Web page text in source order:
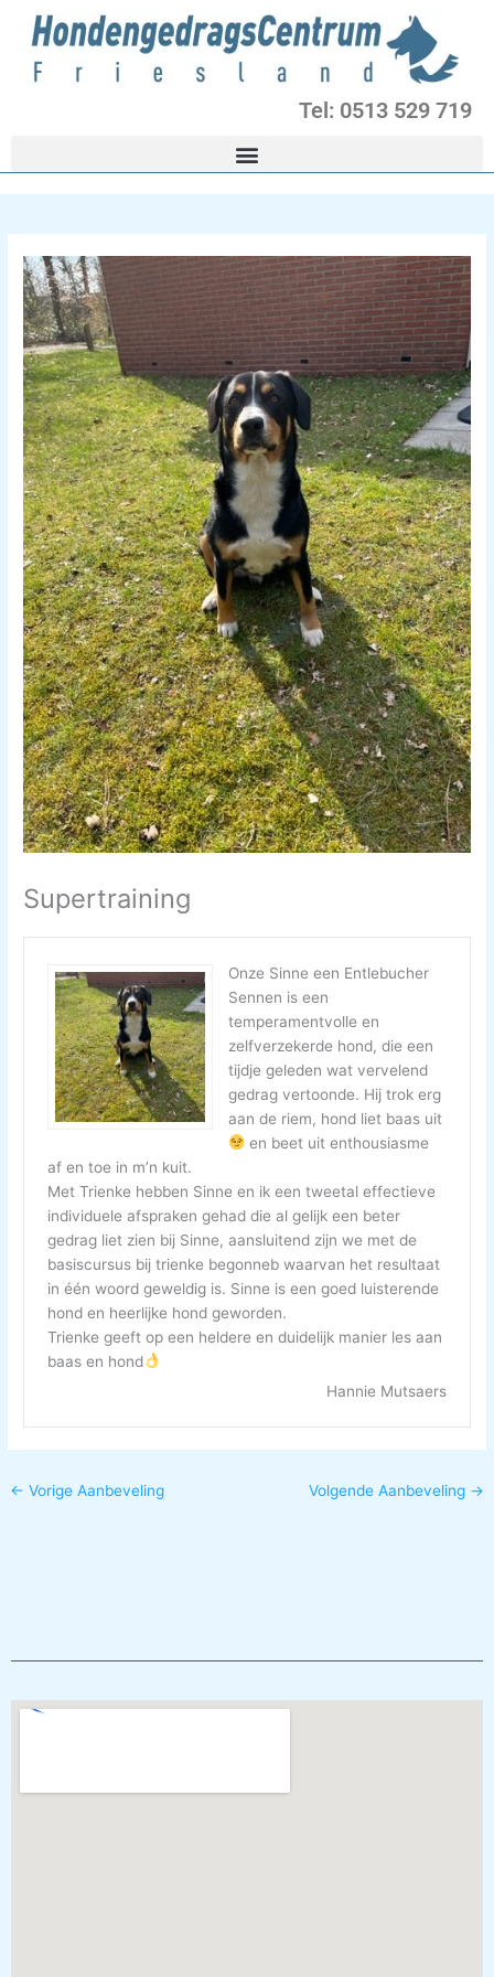
inhoud
Tel: 0513 529 719
Supertraining
Onze Sinne een Entlebucher
Sennen is een
temperamentvolle en
zelfverzekerde hond, die een
tijdje geleden wat vervelend
gedrag vertoonde. Hij trok erg
aan de riem, hond liet baas uit
en beet uit enthousiasme
af en toe in m’n kuit.
Met Trienke hebben Sinne en ik een tweetal effectieve
individuele afspraken gehad die al gelijk een beter
gedrag liet zien bij Sinne, aansluitend zijn we met de
basiscursus bij trienke begonneb waarvan het resultaat
in één woord geweldig is. Sinne is een goed luisterende
hond en heerlijke hond geworden.
Trienke geeft op een heldere en duidelijk manier les aan
baas en hond
Hannie Mutsaers
← Vorige Aanbeveling Volgende Aanbeveling →